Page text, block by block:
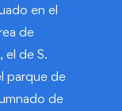
en el
de
el de S.
parque de
de